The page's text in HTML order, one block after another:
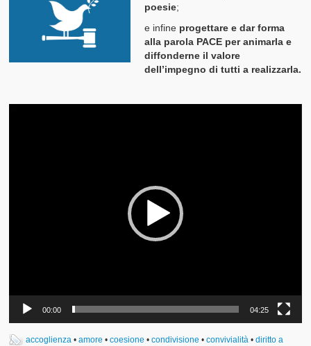
poesie;
e infine progettare e dar forma
alla parola PACE per animarla e
diffonderne il valore
dell’impegno di tutti a realizzarla.
00:00 04:25
accoglienza •amore •coesione •condivisione •convivialità •diritto a